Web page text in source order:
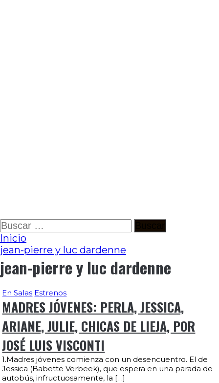
Ir
al
contenido
Buscar:
Inicio
jean-pierre y luc dardenne
jean-pierre y luc dardenne
En Salas Estrenos
MADRES JÓVENES: PERLA, JESSICA,
ARIANE, JULIE, CHICAS DE LIEJA, POR
JOSÉ LUIS VISCONTI
1.Madres jóvenes comienza con un desencuentro. El de
Jessica (Babette Verbeek), que espera en una parada de
autobús, infructuosamente, la […]